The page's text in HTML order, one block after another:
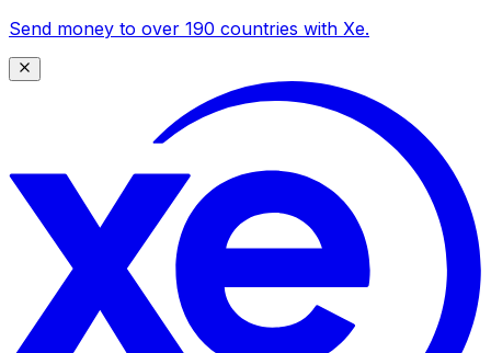
Send money to over 190 countries with Xe.